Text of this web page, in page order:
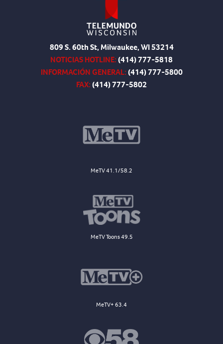
809 S. 60th St, Milwaukee, WI 53214
NOTICIAS HOTLINE:(414) 777-5818
INFORMACIÓN GENERAL:(414) 777-5800
FAX:(414) 777-5802
MeTV 41.1/58.2
MeTV Toons 49.5
MeTV+ 63.4